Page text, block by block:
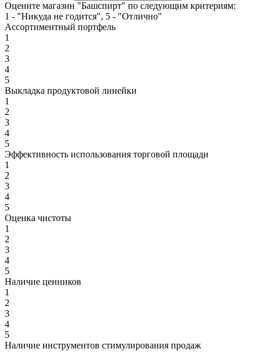
Оцените магазин "Башспирт" по следующим критериям:
1 - "Никуда не годится", 5 - "Отлично"
Ассортиментный портфель
1
2
3
4
5
Выкладка продуктовой линейки
1
2
3
4
5
Эффективность использования торговой площади
1
2
3
4
5
Оценка чистоты
1
2
3
4
5
Наличие ценников
1
2
3
4
5
Наличие инструментов стимулирования продаж